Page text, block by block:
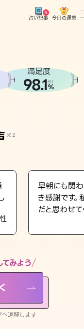
占い記事 今日の運勢
満足度
98.1※1
%
※2
早朝にも関
き感謝です
だと思わせて
みよう
遷移します